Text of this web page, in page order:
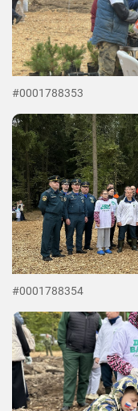
#0001788353
#0001788354